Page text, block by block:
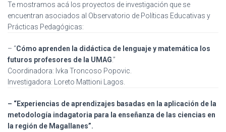
Te mostramos acá los proyectos de investigación que se
encuentran asociados al Observatorio de Políticas Educativas y
Prácticas Pedagógicas:
– “Cómo aprenden la didáctica de lenguaje y matemática los
futuros profesores de la UMAG.”
Coordinadora: Ivka Troncoso Popovic.
Investigadora: Loreto Mattioni Lagos.
– “Experiencias de aprendizajes basadas en la aplicación de la
metodología indagatoria para la enseñanza de las ciencias en
la región de Magallanes”.